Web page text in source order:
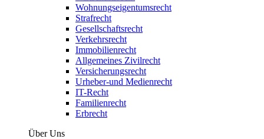
Wohnungseigentumsrecht
Strafrecht
Gesellschaftsrecht
Verkehrsrecht
Immobilienrecht
Allgemeines Zivilrecht
Versicherungsrecht
Urheber-und Medienrecht
IT-Recht
Familienrecht
Erbrecht
Über Uns